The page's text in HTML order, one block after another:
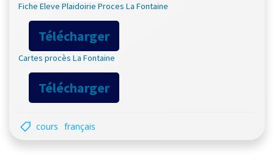
Fiche Eleve Plaidoirie Proces La Fontaine
Télécharger
Cartes procès La Fontaine
Télécharger
cours français